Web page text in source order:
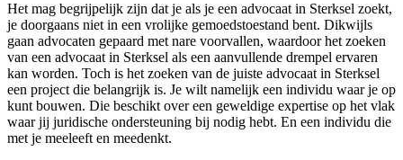
Het mag begrijpelijk zijn dat je als je een advocaat in Sterksel zoekt,
je doorgaans niet in een vrolijke gemoedstoestand bent. Dikwijls
gaan advocaten gepaard met nare voorvallen, waardoor het zoeken
van een advocaat in Sterksel als een aanvullende drempel ervaren
kan worden. Toch is het zoeken van de juiste advocaat in Sterksel
een project die belangrijk is. Je wilt namelijk een individu waar je op
kunt bouwen. Die beschikt over een geweldige expertise op het vlak
waar jij juridische ondersteuning bij nodig hebt. En een individu die
met je meeleeft en meedenkt.